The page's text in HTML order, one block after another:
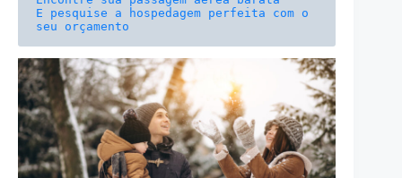
E pesquise a hospedagem perfeita com o
seu orçamento